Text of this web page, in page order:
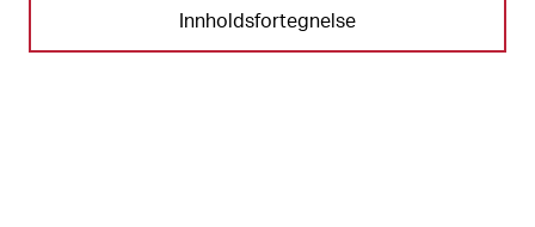
Innholdsfortegnelse